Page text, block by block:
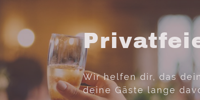
Wir helfen dir, das
deine Gäste lange